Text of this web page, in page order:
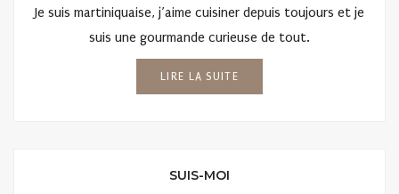
Je suis martiniquaise, j’aime cuisiner depuis toujours et je
suis une gourmande curieuse de tout.
LIRE LA SUITE
SUIS-MOI